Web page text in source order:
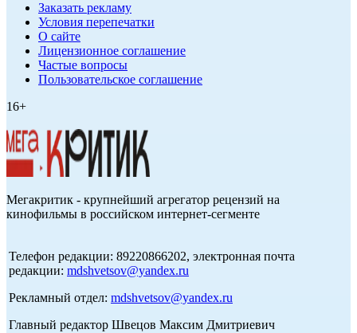
Заказать рекламу
Условия перепечатки
О сайте
Лицензионное соглашение
Частые вопросы
Пользовательское соглашение
16+
Мегакритик - крупнейший агрегатор рецензий на
кинофильмы в российском интернет-сегменте
Телефон редакции: 89220866202, электронная почта
редакции: mdshvetsov@yandex.ru
Рекламный отдел: mdshvetsov@yandex.ru
Главный редактор Швецов Максим Дмитриевич